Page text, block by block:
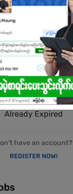
Female
Already Expired
have an account?
REGISTER NOW!